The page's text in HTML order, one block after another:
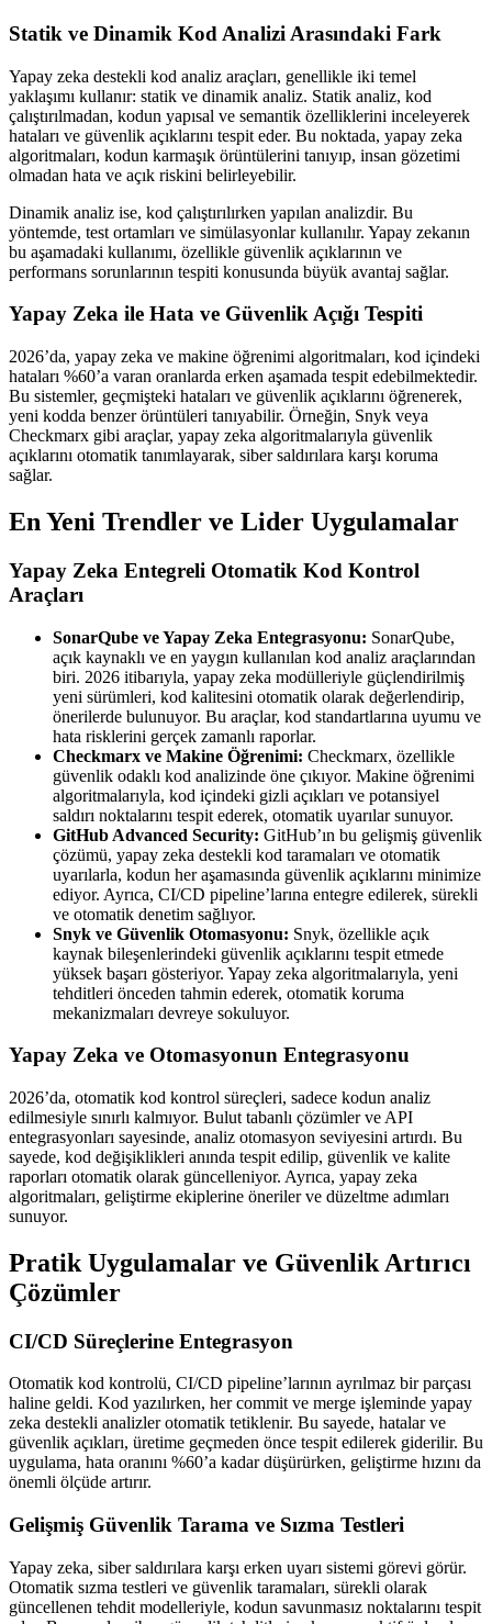
Statik ve Dinamik Kod Analizi Arasındaki Fark
Yapay zeka destekli kod analiz araçları, genellikle iki temel
yaklaşımı kullanır: statik ve dinamik analiz. Statik analiz, kod
çalıştırılmadan, kodun yapısal ve semantik özelliklerini inceleyerek
hataları ve güvenlik açıklarını tespit eder. Bu noktada, yapay zeka
algoritmaları, kodun karmaşık örüntülerini tanıyıp, insan gözetimi
olmadan hata ve açık riskini belirleyebilir.
Dinamik analiz ise, kod çalıştırılırken yapılan analizdir. Bu
yöntemde, test ortamları ve simülasyonlar kullanılır. Yapay zekanın
bu aşamadaki kullanımı, özellikle güvenlik açıklarının ve
performans sorunlarının tespiti konusunda büyük avantaj sağlar.
Yapay Zeka ile Hata ve Güvenlik Açığı Tespiti
2026’da, yapay zeka ve makine öğrenimi algoritmaları, kod içindeki
hataları %60’a varan oranlarda erken aşamada tespit edebilmektedir.
Bu sistemler, geçmişteki hataları ve güvenlik açıklarını öğrenerek,
yeni kodda benzer örüntüleri tanıyabilir. Örneğin, Snyk veya
Checkmarx gibi araçlar, yapay zeka algoritmalarıyla güvenlik
açıklarını otomatik tanımlayarak, siber saldırılara karşı koruma
sağlar.
En Yeni Trendler ve Lider Uygulamalar
Yapay Zeka Entegreli Otomatik Kod Kontrol
Araçları
SonarQube ve Yapay Zeka Entegrasyonu: SonarQube,
açık kaynaklı ve en yaygın kullanılan kod analiz araçlarından
biri. 2026 itibarıyla, yapay zeka modülleriyle güçlendirilmiş
yeni sürümleri, kod kalitesini otomatik olarak değerlendirip,
önerilerde bulunuyor. Bu araçlar, kod standartlarına uyumu ve
hata risklerini gerçek zamanlı raporlar.
Checkmarx ve Makine Öğrenimi: Checkmarx, özellikle
güvenlik odaklı kod analizinde öne çıkıyor. Makine öğrenimi
algoritmalarıyla, kod içindeki gizli açıkları ve potansiyel
saldırı noktalarını tespit ederek, otomatik uyarılar sunuyor.
GitHub Advanced Security: GitHub’ın bu gelişmiş güvenlik
çözümü, yapay zeka destekli kod taramaları ve otomatik
uyarılarla, kodun her aşamasında güvenlik açıklarını minimize
ediyor. Ayrıca, CI/CD pipeline’larına entegre edilerek, sürekli
ve otomatik denetim sağlıyor.
Snyk ve Güvenlik Otomasyonu: Snyk, özellikle açık
kaynak bileşenlerindeki güvenlik açıklarını tespit etmede
yüksek başarı gösteriyor. Yapay zeka algoritmalarıyla, yeni
tehditleri önceden tahmin ederek, otomatik koruma
mekanizmaları devreye sokuluyor.
Yapay Zeka ve Otomasyonun Entegrasyonu
2026’da, otomatik kod kontrol süreçleri, sadece kodun analiz
edilmesiyle sınırlı kalmıyor. Bulut tabanlı çözümler ve API
entegrasyonları sayesinde, analiz otomasyon seviyesini artırdı. Bu
sayede, kod değişiklikleri anında tespit edilip, güvenlik ve kalite
raporları otomatik olarak güncelleniyor. Ayrıca, yapay zeka
algoritmaları, geliştirme ekiplerine öneriler ve düzeltme adımları
sunuyor.
Pratik Uygulamalar ve Güvenlik Artırıcı
Çözümler
CI/CD Süreçlerine Entegrasyon
Otomatik kod kontrolü, CI/CD pipeline’larının ayrılmaz bir parçası
haline geldi. Kod yazılırken, her commit ve merge işleminde yapay
zeka destekli analizler otomatik tetiklenir. Bu sayede, hatalar ve
güvenlik açıkları, üretime geçmeden önce tespit edilerek giderilir. Bu
uygulama, hata oranını %60’a kadar düşürürken, geliştirme hızını da
önemli ölçüde artırır.
Gelişmiş Güvenlik Tarama ve Sızma Testleri
Yapay zeka, siber saldırılara karşı erken uyarı sistemi görevi görür.
Otomatik sızma testleri ve güvenlik taramaları, sürekli olarak
güncellenen tehdit modelleriyle, kodun savunmasız noktalarını tespit